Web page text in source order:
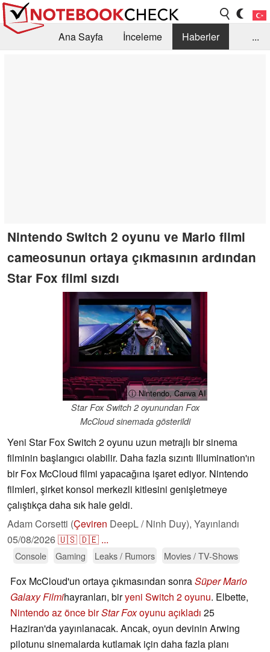
Ana Sayfa İnceleme
Haberler
...
Nintendo Switch 2 oyunu ve Mario filmi
cameosunun ortaya çıkmasının ardından
Star Fox filmi sızdı
ⓘ Nintendo, Canva AI
Star Fox Switch 2 oyunundan Fox
McCloud sinemada gösterildi
Yeni Star Fox Switch 2 oyunu uzun metrajlı bir sinema
filminin başlangıcı olabilir. Daha fazla sızıntı Illumination'ın
bir Fox McCloud filmi yapacağına işaret ediyor. Nintendo
filmleri, şirket konsol merkezli kitlesini genişletmeye
çalıştıkça daha sık hale geldi.
Adam Corsetti (Çeviren DeepL / Ninh Duy), Yayınlandı
05/08/2026🇺🇸🇩🇪 ...
Console Gaming Leaks / Rumors Movies / TV-Shows
Fox McCloud'un ortaya çıkmasından sonraSüper Mario
Galaxy Filmihayranları, biryeni Switch 2 oyunu. Elbette,
Nintendo az önce birStar Foxoyunu açıkladı 25
Haziran'da yayınlanacak. Ancak, oyun devinin Arwing
pilotunu sinemalarda kutlamak için daha fazla planı